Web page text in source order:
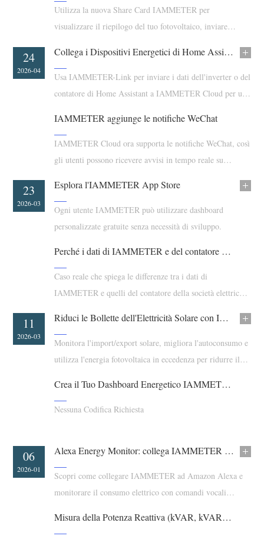
Caricatore EV
Simulatore IAMMETER
Misuratore virtuale
Sistema di previsione e simulazione energetica
Applicazioni
Monitor energetico per sistema solare FV
Monitor del consumo elettrico
Sistema di controllo del riscaldatore FV
Domotica
Monitoraggio energetico della fabbrica
Negozio
Risorse
Documentazione
Video tutorial
Notizie
Blog
Soluzioni
Contatto
Utilizza la nuova Share Card IAMMETER per
visualizzare il riepilogo del tuo fotovoltaico, inviare
alla classifica PV.
09
2026-05
Collega i Dispositivi Energetici di Home Assistant a IAMMETER Cloud
Usa IAMMETER-Link per inviare i dati dell'inverter o del
contatore di Home Assistant a IAMMETER Cloud per una
24
2026-04
IAMMETER aggiunge le notifiche WeChat
IAMMETER Cloud ora supporta le notifiche WeChat, così
gli utenti possono ricevere avvisi in tempo reale su
avvisi IAMMETER.
07
2026-04
Esplora l'IAMMETER App Store
Ogni utente IAMMETER può utilizzare dashboard
personalizzate gratuite senza necessità di sviluppo.
23
2026-03
Perché i dati di IAMMETER e del contatore della società elettrica differiscono? Analisi di un caso reale
Caso reale che spiega le differenze tra i dati di
IAMMETER e quelli del contatore della società elettrica
16
2026-03
Riduci le Bollette dell'Elettricità Solare con IAMMETER
Monitora l'import/export solare, migliora l'autoconsumo e
utilizza l'energia fotovoltaica in eccedenza per ridurre il
11
2026-03
Crea il Tuo Dashboard Energetico IAMMETER in 5 Minuti
Nessuna Codifica Richiesta
04
2026-03
Alexa Energy Monitor: collega IAMMETER ad Amazon Alexa
Scopri come collegare IAMMETER ad Amazon Alexa e
monitorare il consumo elettrico con comandi vocali
06
2026-01
Misura della Potenza Reattiva (kVAR, kVARh, PF) con i Contatori Intelligenti IAMMETER